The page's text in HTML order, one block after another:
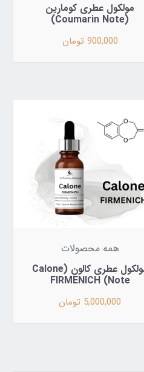
مولکول عطری کومارین
(Coumarin Note)
900,000 تومان
همه محصولات
مولکول عطری کالون (Calone
Note) FIRMENICH
5,000,000 تومان